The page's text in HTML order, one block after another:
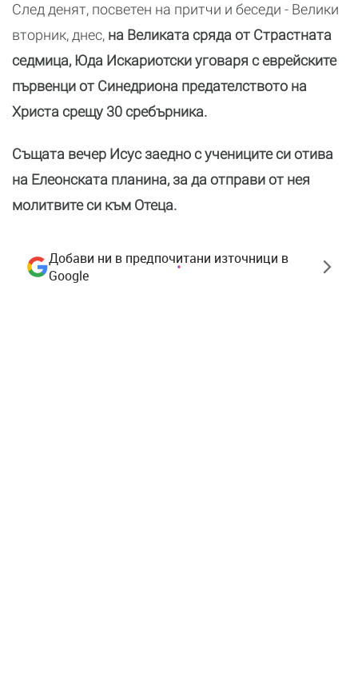
След денят, посветен на притчи и беседи - Велики
вторник, днес, на Великата сряда от Страстната
седмица, Юда Искариотски уговаря с еврейските
първенци от Синедриона предателството на
Христа срещу 30 сребърника.
Същата вечер Исус заедно с учениците си отива
на Елеонската планина, за да отправи от нея
молитвите си към Отеца.
Добави ни в предпочитани източници в
Google